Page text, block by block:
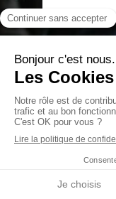
Nom
Prénom
Email